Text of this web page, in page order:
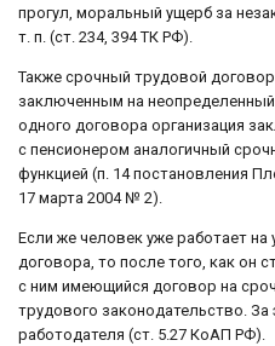
прогул, моральный ущерб за
т. п. (ст. 234, 394 ТК РФ).
Также срочный трудовой
заключенным на неопределенный
одного договора организация
с пенсионером аналогичный
функцией (п. 14 постановления
17 марта 2004 № 2).
Если же человек уже работает на
договора, то после того, как он
с ним имеющийся договор на
трудового законодательство.
работодателя (ст. 5.27 КоАП РФ).